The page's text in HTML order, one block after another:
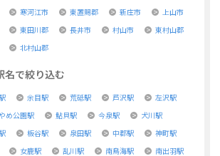
寒河江市 東置賜郡 新庄市
上山市
東田川郡 長井市 村山市
東村山郡
北村山郡
名で絞り込む
余目駅 荒砥駅 芦沢駅
左沢駅
め公園駅 鮎貝駅 今泉駅
犬川駅
板谷駅 泉田駅 中郡駅
神町駅
女鹿駅 乱川駅 南鳥海駅
南出羽駅